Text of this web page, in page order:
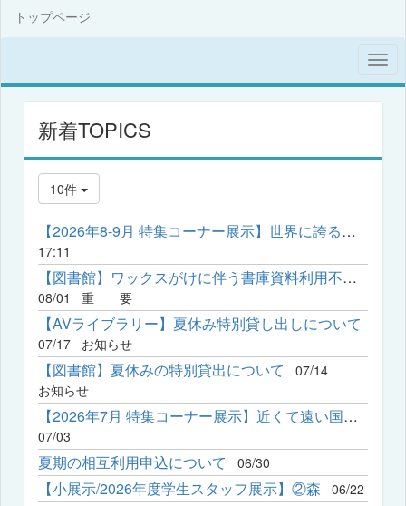
トップページ
新着TOPICS
10件
【2026年8-9月 特集コーナー展示】世界に誇る日本の伝統文化「ア...
17:11
【図書館】ワックスがけに伴う書庫資料利用不可の日程について
08/01 重 要
【AVライブラリー】夏休み特別貸し出しについて
07/17 お知らせ
【図書館】夏休みの特別貸出について
07/14
お知らせ
【2026年7月 特集コーナー展示】近くて遠い国？ーリアルな中国発...
07/03
夏期の相互利用申込について 06/30
【小展示/2026年度学生スタッフ展示】②森 06/22